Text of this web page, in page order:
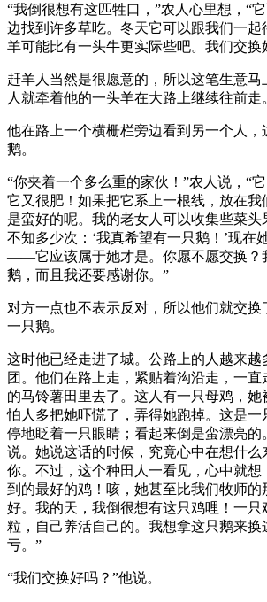
“我倒很想有这匹牲口，”农人心里想，“
边找到许多草吃。冬天它可以跟我们一起
羊可能比有一头牛更实际些吧。我们交换
赶羊人当然是很愿意的，所以这笔生意马
人就牵着他的一头羊在大路上继续往前走
他在路上一个横栅栏旁边看到另一个人，
鹅。
“你夹着一个多么重的家伙！”农人说，“
它又很肥！如果把它系上一根线，放在我
是蛮好的呢。我的老女人可以收集些菜头
不知多少次：‘我真希望有一只鹅！’现在
——它应该属于她才是。你愿不愿交换？
鹅，而且我还要感谢你。”
对方一点也不表示反对，所以他们就交换
一只鹅。
这时他已经走进了城。公路上的人越来越
团。他们在路上走，紧贴着沟沿走，一直
的马铃薯田里去了。这人有一只母鸡，她
怕人多把她吓慌了，弄得她跑掉。这是一
停地眨着一只眼睛；看起来倒是蛮漂亮的
说。她说这话的时候，究竟心中在想什么
你。不过，这个种田人一看见，心中就想
到的最好的鸡！咳，她甚至比我们牧师的
好。我的天，我倒很想有这只鸡哩！一只
粒，自己养活自己的。我想拿这只鹅来换
亏。”
“我们交换好吗？”他说。